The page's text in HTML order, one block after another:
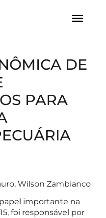
DE
PARA
Wilson Zambianco
importante na
foi responsável por